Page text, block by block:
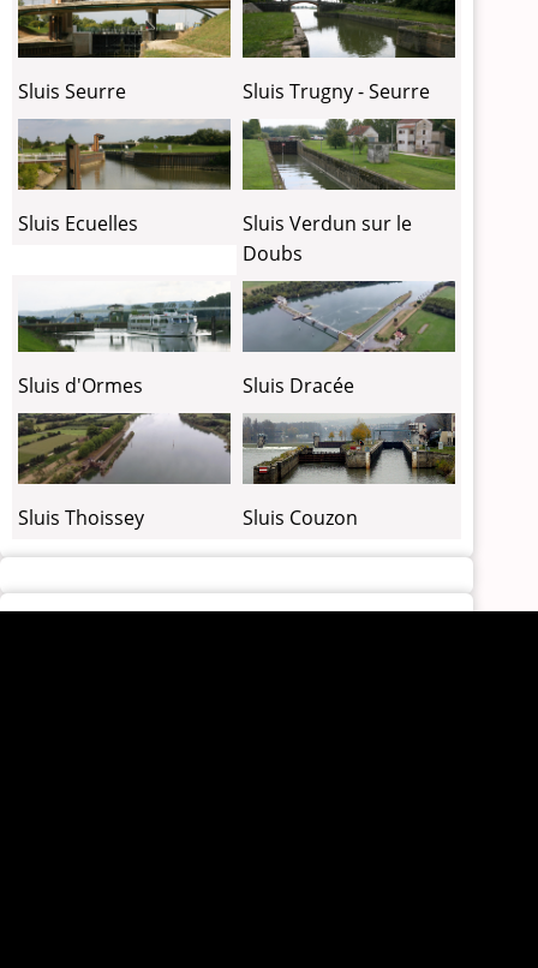
Sluis Seurre Sluis Trugny - Seurre
Sluis Ecuelles
Sluis Verdun sur le
Doubs
Sluis d'Ormes Sluis Dracée
Sluis Thoissey Sluis Couzon